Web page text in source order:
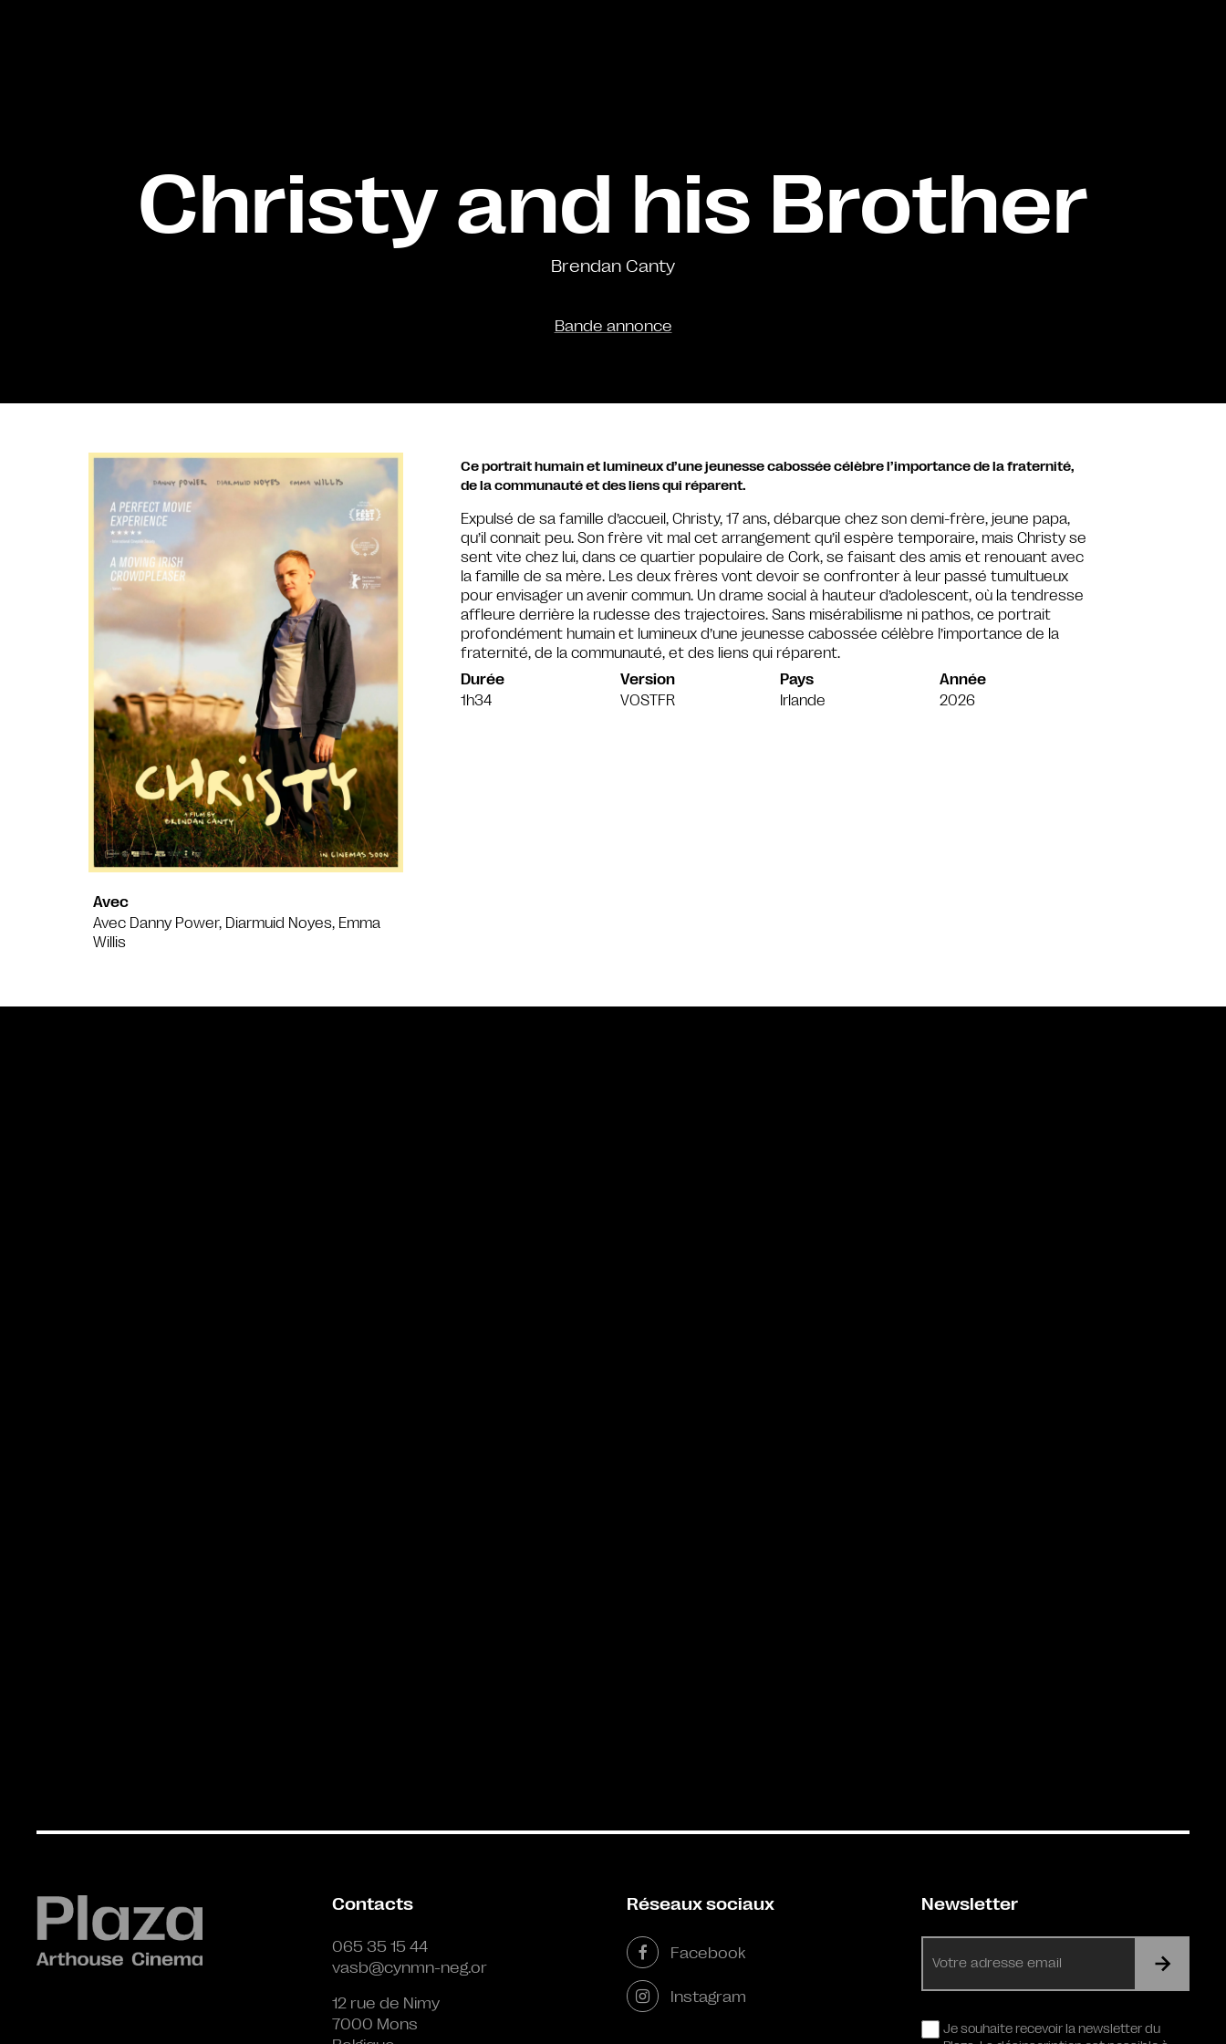
Christy and his Brother
Brendan Canty
Bande annonce
Avec
Avec Danny Power, Diarmuid Noyes, Emma
Willis
Ce portrait humain et lumineux d’une jeunesse cabossée célèbre l’importance de la fraternité,
de la communauté et des liens qui réparent.
Expulsé de sa famille d’accueil, Christy, 17 ans, débarque chez son demi-frère, jeune papa,
qu’il connait peu. Son frère vit mal cet arrangement qu’il espère temporaire, mais Christy se
sent vite chez lui, dans ce quartier populaire de Cork, se faisant des amis et renouant avec
la famille de sa mère. Les deux frères vont devoir se confronter à leur passé tumultueux
pour envisager un avenir commun. Un drame social à hauteur d’adolescent, où la tendresse
affleure derrière la rudesse des trajectoires. Sans misérabilisme ni pathos, ce portrait
profondément humain et lumineux d’une jeunesse cabossée célèbre l’importance de la
fraternité, de la communauté, et des liens qui réparent.
Durée
1h34
Version
VOSTFR
Pays
Irlande
Année
2026
Contacts
065 35 15 44
vasb@cynmn-neg.or
12 rue de Nimy
7000 Mons
Réseaux sociaux
Facebook
Instagram
Newsletter
mail
RGPDJe souhaite recevoir la newsletter du